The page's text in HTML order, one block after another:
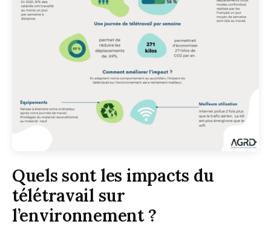
Quels sont les impacts du
télétravail sur
l’environnement ?